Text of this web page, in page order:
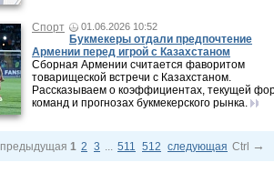
Спорт 01.06.2026 10:52
Букмекеры отдали предпочтение
Армении перед игрой с Казахстаном
Сборная Армении считается фаворитом
товарищеской встречи с Казахстаном.
Рассказываем о коэффициентах, текущей
команд и прогнозах букмекерского рынка.
предыдущая 1 2 3 ... 511 512 следующая Ctrl →